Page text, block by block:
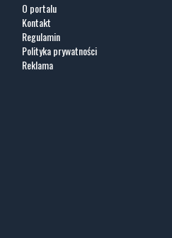
O portalu
Kontakt
Regulamin
Polityka prywatności
Reklama